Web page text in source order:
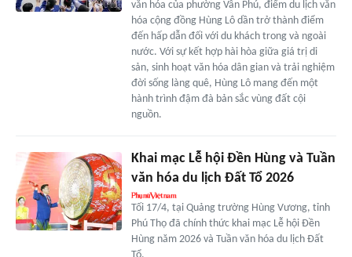
văn hóa của phường Vân Phú, điểm du lịch văn
hóa cộng đồng Hùng Lô dần trở thành điểm
đến hấp dẫn đối với du khách trong và ngoài
nước. Với sự kết hợp hài hòa giữa giá trị di
sản, sinh hoạt văn hóa dân gian và trải nghiệm
đời sống làng quê, Hùng Lô mang đến một
hành trình đậm đà bản sắc vùng đất cội
nguồn.
Khai mạc Lễ hội Đền Hùng và Tuần
văn hóa du lịch Đất Tổ 2026
Tối 17/4, tại Quảng trường Hùng Vương, tỉnh
Phú Thọ đã chính thức khai mạc Lễ hội Đền
Hùng năm 2026 và Tuần văn hóa du lịch Đất
Tổ.